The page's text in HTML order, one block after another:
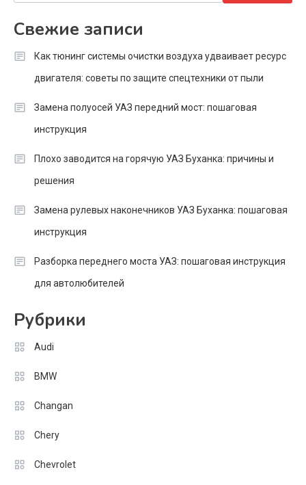
Свежие записи
Как тюнинг системы очистки воздуха удваивает ресурс
двигателя: советы по защите спецтехники от пыли
Замена полуосей УАЗ передний мост: пошаговая
инструкция
Плохо заводится на горячую УАЗ Буханка: причины и
решения
Замена рулевых наконечников УАЗ Буханка: пошаговая
инструкция
Разборка переднего моста УАЗ: пошаговая инструкция
для автолюбителей
Рубрики
Audi
BMW
Changan
Chery
Chevrolet